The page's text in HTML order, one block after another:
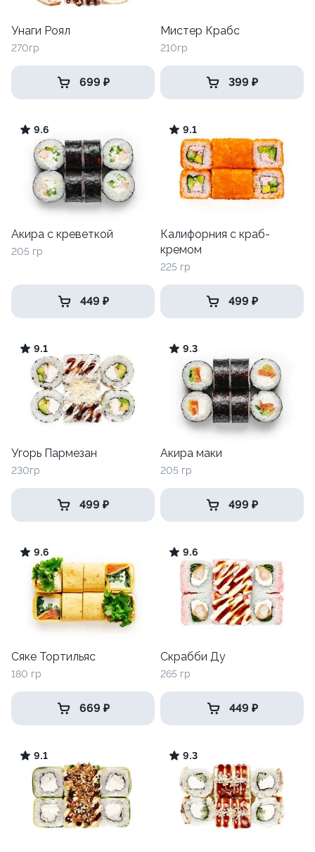
Унаги Роял
270гр
699 ₽
Мистер Крабс
210гр
399 ₽
9.6
Акира с креветкой
205 гр
449 ₽
9.1
Калифорния с краб-
кремом
225 гр
499 ₽
9.1
Угорь Пармезан
230гр
499 ₽
9.3
Акира маки
205 гр
499 ₽
9.6
Сяке Тортильяс
180 гр
669 ₽
9.6
Скрабби Ду
265 гр
449 ₽
9.1 9.3